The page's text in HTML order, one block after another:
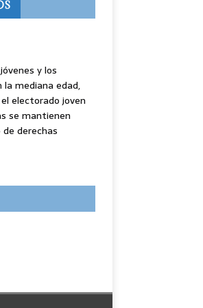
y los
la mediana edad,
electorado joven
se mantienen
derechas